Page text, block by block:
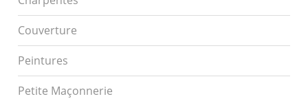
Couverture
Peintures
Petite Maçonnerie